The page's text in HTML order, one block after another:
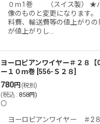
０ｍ1巻 （スイス製） ★
像のものと変更になります。
料費、輸送費等の値上がり
が値上がりし…
ヨーロピアンワイヤー＃２８
ー１０ｍ巻 556-Ｓ２８
780円 (税別)
(税込 : 858円)
〇
ヨーロピアンワイヤー ＃2